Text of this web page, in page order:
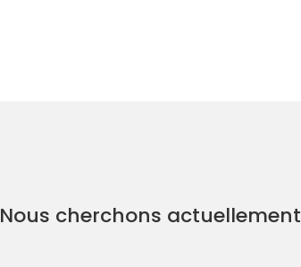
Nous cherchons actuellement